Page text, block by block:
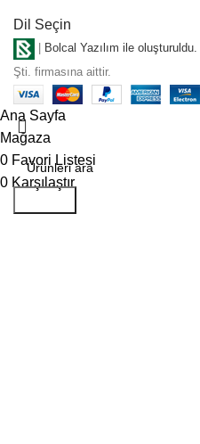
Dil Seçin
Bolcal Yazılım ile oluşturuldu.
Şti. firmasına aittir.
Ana Sayfa
Mağaza
0 Favori Listesi
0 Karşılaştır